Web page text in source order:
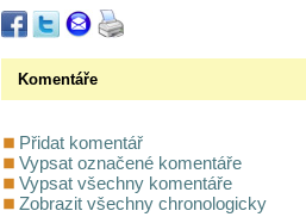
Komentáře
Přidat komentář
Vypsat označené komentáře
Vypsat všechny komentáře
Zobrazit všechny chronologicky